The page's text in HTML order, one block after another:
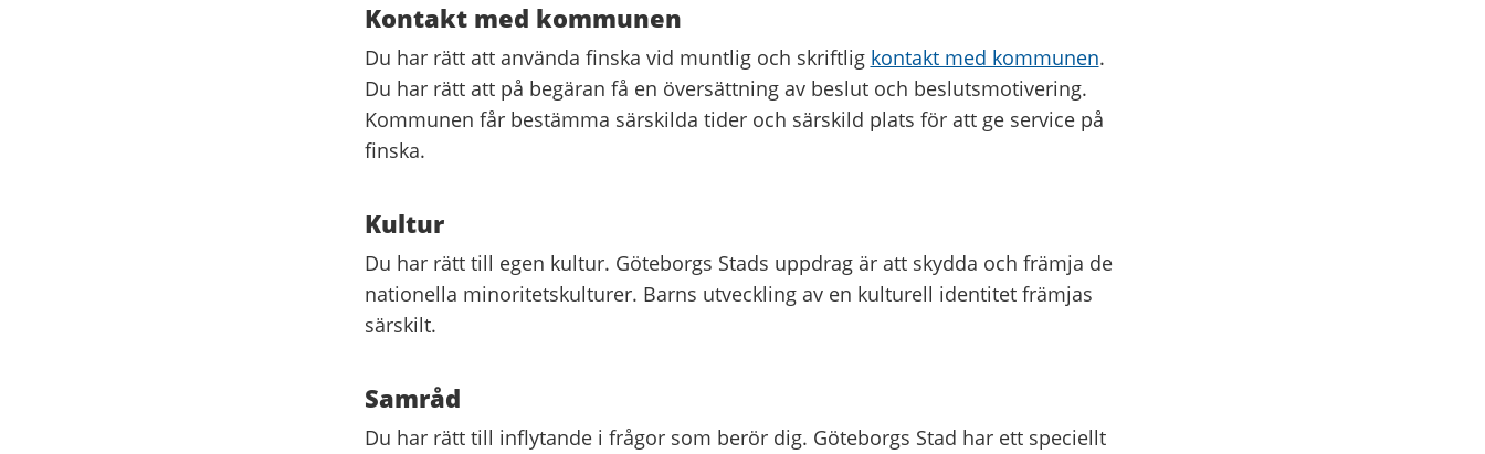
Kontakt med kommunen
Du har rätt att använda finska vid muntlig och skriftlig kontakt med kommunen.
Du har rätt att på begäran få en översättning av beslut och beslutsmotivering.
Kommunen får bestämma särskilda tider och särskild plats för att ge service på
finska.
Kultur
Du har rätt till egen kultur. Göteborgs Stads uppdrag är att skydda och främja de
nationella minoritetskulturer. Barns utveckling av en kulturell identitet främjas
särskilt.
Samråd
Du har rätt till inflytande i frågor som berör dig. Göteborgs Stad har ett speciellt